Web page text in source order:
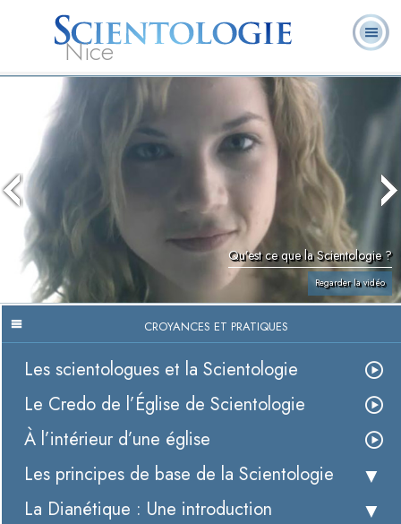
Nice
Qu’est-ce que la
Ministres
volontaires
Foire aux
questions
Qu’est ce que la Scientologie ?
Regarder la vidéo
CROYANCES ET PRATIQUES
Les scientologues et la Scientologie
Le Credo de l’Église de Scientologie
À l’intérieur d’une église
Les principes de base de la Scientologie
La Dianétique : Une introduction